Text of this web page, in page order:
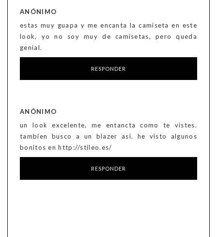
ANÓNIMO
estas muy guapa y me encanta la camiseta en este
look, yo no soy muy de camisetas, pero queda
genial.
RESPONDER
ANÓNIMO
un look excelente, me entancta como te vistes.
tambien busco a un blazer asi. he visto algunos
bonitos en http://stileo.es/
RESPONDER